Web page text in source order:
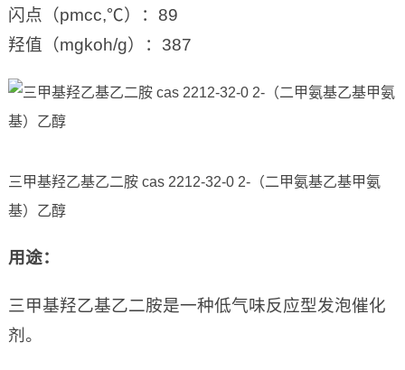
闪点（pmcc,℃）：89
羟值（mgkoh/g）：387
三甲基羟乙基乙二胺 cas 2212-32-0 2-（二甲氨基乙基甲氨
基）乙醇
用途：
三甲基羟乙基乙二胺是一种低气味反应型发泡催化
剂。